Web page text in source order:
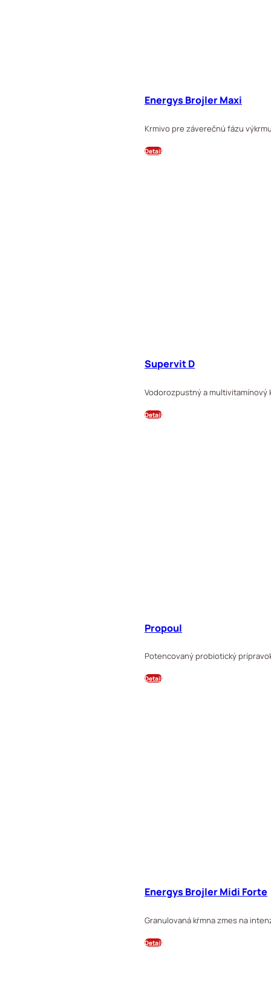
Energys Brojler Maxi
Krmivo pre záverečnú fázu
Detail
Supervit D
Vodorozpustný a
Detail
Propoul
Potencovaný probiotický
Detail
Energys Brojler Midi Forte
Granulovaná kŕmna zmes na
Detail